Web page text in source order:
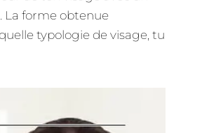
La forme obtenue
typologie de visage, tu